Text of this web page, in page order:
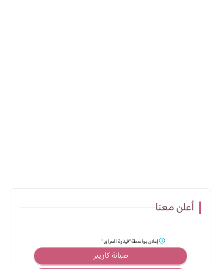
أعلن معنا
صيانة كاريير
إعلان بواسطة"قيثارة العراق "